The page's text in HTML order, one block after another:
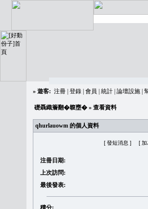
» 遊客: 注冊 登錄 會員 統計 論壇設施
礎聶織簷翻�䪖壅� » 查看資料
qhurlauowm 的個人資料
[ 發短消息 ] [ 加
注冊日期:
上次訪問:
最後發表:
積分: